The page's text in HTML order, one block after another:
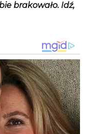
brakowało. Idź,